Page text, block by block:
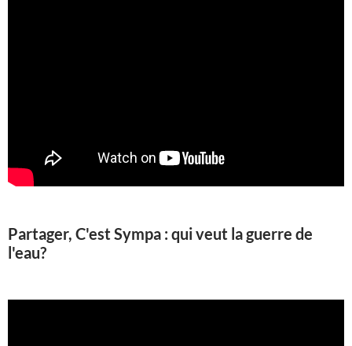
Partager, C'est Sympa : qui veut la guerre de
l'eau?